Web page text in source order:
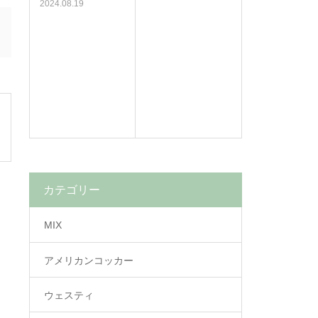
2024.08.19
カテゴリー
MIX
アメリカンコッカー
ウェスティ